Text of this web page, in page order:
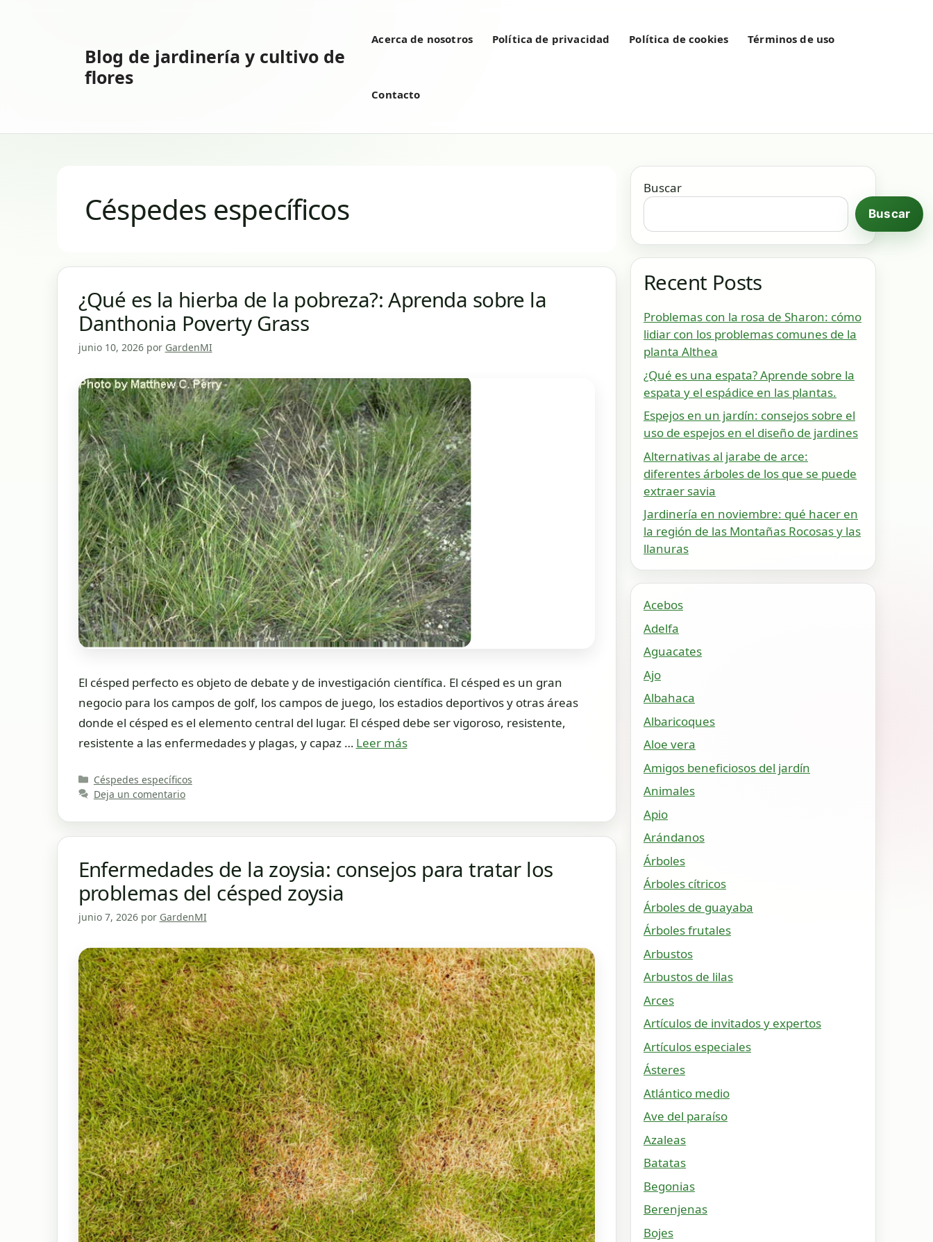
Blog de jardinería y cultivo de
flores
Acerca de nosotros Política de privacidad Política de cookies Términos de uso
Contacto
Céspedes específicos
¿Qué es la hierba de la pobreza?: Aprenda sobre la
Danthonia Poverty Grass
junio 10, 2026 por GardenMI
El césped perfecto es objeto de debate y de investigación científica. El césped es un gran
negocio para los campos de golf, los campos de juego, los estadios deportivos y otras áreas
donde el césped es el elemento central del lugar. El césped debe ser vigoroso, resistente,
resistente a las enfermedades y plagas, y capaz … Leer más
Categorías
Céspedes específicos
Deja un comentario
Enfermedades de la zoysia: consejos para tratar los
problemas del césped zoysia
junio 7, 2026 por GardenMI
Buscar
Buscar
Recent Posts
Problemas con la rosa de Sharon: cómo
lidiar con los problemas comunes de la
planta Althea
¿Qué es una espata? Aprende sobre la
espata y el espádice en las plantas.
Espejos en un jardín: consejos sobre el
uso de espejos en el diseño de jardines
Alternativas al jarabe de arce:
diferentes árboles de los que se puede
extraer savia
Jardinería en noviembre: qué hacer en
la región de las Montañas Rocosas y las
llanuras
Acebos
Adelfa
Aguacates
Ajo
Albahaca
Albaricoques
Aloe vera
Amigos beneficiosos del jardín
Animales
Apio
Arándanos
Árboles
Árboles cítricos
Árboles de guayaba
Árboles frutales
Arbustos
Arbustos de lilas
Arces
Artículos de invitados y expertos
Artículos especiales
Ásteres
Atlántico medio
Ave del paraíso
Azaleas
Batatas
Begonias
Berenjenas
Bojes